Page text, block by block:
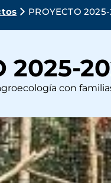
PROYECTO
2025-
con